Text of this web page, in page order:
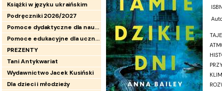
Książki w języku ukraińskim
Podręczniki 2026/2027
Pomoce dydaktyczne dla nauczycieli
Pomoce edukacyjne dla uczniów
PREZENTY
Tani Antykwariat
Wydawnictwo Jacek Kusiński
Dla dzieci i młodzieży